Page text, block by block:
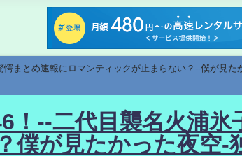
まとめ速報にロマンティックが止まらない？--僕が見
！--二代目襲名火浦
僕が見たかった夜空-